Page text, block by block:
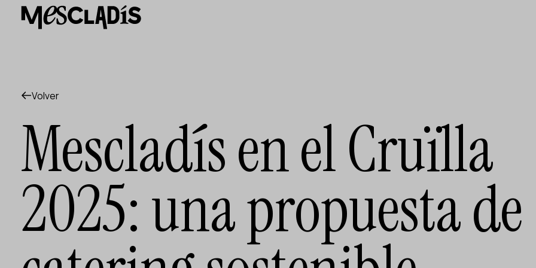
Productora social
Agenda
Nuestros talleres
Contacto
Volver
Mescladís en el Cruïlla
2025: una propuesta de